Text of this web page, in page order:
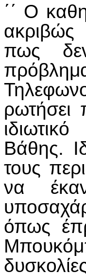
΄΄ Ο
πως
ρωτήσει
Βάθης.
τους
να
όπως